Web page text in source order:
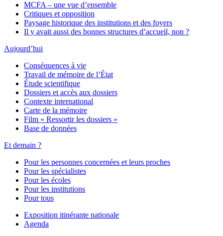
MCFA – une vue d’ensemble
Critiques et opposition
Paysage historique des institutions et des foyers
Il y avait aussi des bonnes structures d’accueil, non ?
Aujourd’hui
Conséquences à vie
Travail de mémoire de l’État
Étude scientifique
Dossiers et accès aux dossiers
Contexte international
Carte de la mémoire
Film « Ressortir les dossiers »
Base de données
Et demain ?
Pour les personnes concernées et leurs proches
Pour les spécialistes
Pour les écoles
Pour les institutions
Pour tous
Exposition itinérante nationale
Agenda